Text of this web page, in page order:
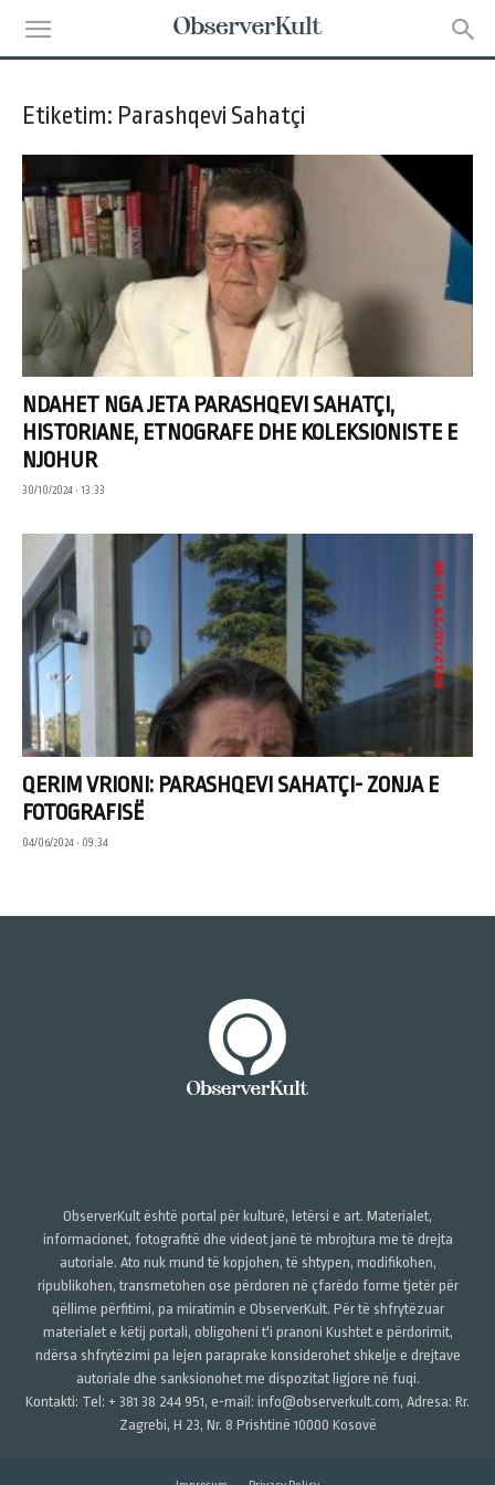
Etiketim: Parashqevi Sahatçi
NDAHET NGA JETA PARASHQEVI SAHATÇI,
HISTORIANE, ETNOGRAFE DHE KOLEKSIONISTE E
NJOHUR
30/10/2024 • 13:33
QERIM VRIONI: PARASHQEVI SAHATÇI- ZONJA E
FOTOGRAFISË
04/06/2024 • 09:34
ObserverKult është portal për kulturë, letërsi e art. Materialet,
informacionet, fotografitë dhe videot janë të mbrojtura me të drejta
autoriale. Ato nuk mund të kopjohen, të shtypen, modifikohen,
ripublikohen, transmetohen ose përdoren në çfarëdo forme tjetër për
qëllime përfitimi, pa miratimin e ObserverKult. Për të shfrytëzuar
materialet e këtij portali, obligoheni t'i pranoni Kushtet e përdorimit,
ndërsa shfrytëzimi pa lejen paraprake konsiderohet shkelje e drejtave
autoriale dhe sanksionohet me dispozitat ligjore në fuqi.
Kontakti: Tel: + 381 38 244 951, e-mail: info@observerkult.com, Adresa: Rr.
Zagrebi, H 23, Nr. 8 Prishtinë 10000 Kosovë